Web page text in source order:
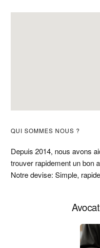
Barre
latérale
principale
QUI SOMMES NOUS ?
Depuis 2014, nous avons
trouver rapidement un bon
Notre devise: Simple,